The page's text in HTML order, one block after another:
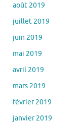
août 2019
juillet 2019
juin 2019
mai 2019
avril 2019
mars 2019
février 2019
janvier 2019